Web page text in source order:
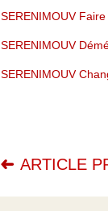
SERENIMOUV
SERENIMOUV
SERENIMOUV
ARTICLE